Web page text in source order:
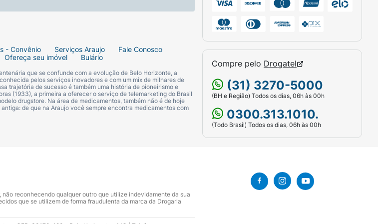
- Convênio Serviços Araujo
Fale Conosco
Ofereça seu imóvel Bulário
que se confunde com a evolução de Belo Horizonte, a
pelos serviços inovadores e com um mix de milhares de
trajetória de sucesso é também uma história de pioneirismo e
(1933), a primeira a oferecer o serviço de telemarketing do Brasil
drugstore. Na área de medicamentos, também não é de hoje
de que na Araujo você sempre encontra medicamentos com
Compre pelo Drogatel
(31) 3270-5000
(BH e Região) Todos os dias, 06h às 00h
0300.313.1010.
(Todo Brasil) Todos os dias, 06h às 00h
reconhecendo qualquer outro que utilize indevidamente da sua
que se utilizem de forma fraudulenta da marca da Drogaria